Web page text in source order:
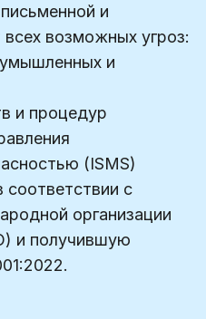
и
возможных угроз:
и
и процедур
(ISMS)
соответствии с
организации
и получившую